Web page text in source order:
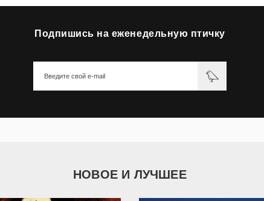
Подпишись на еженедельную птичку
НОВОЕ И ЛУЧШЕЕ